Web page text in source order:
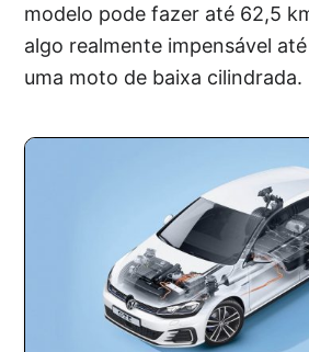
modelo pode fazer até 62,5
algo realmente impensável
uma moto de baixa cilindrada.